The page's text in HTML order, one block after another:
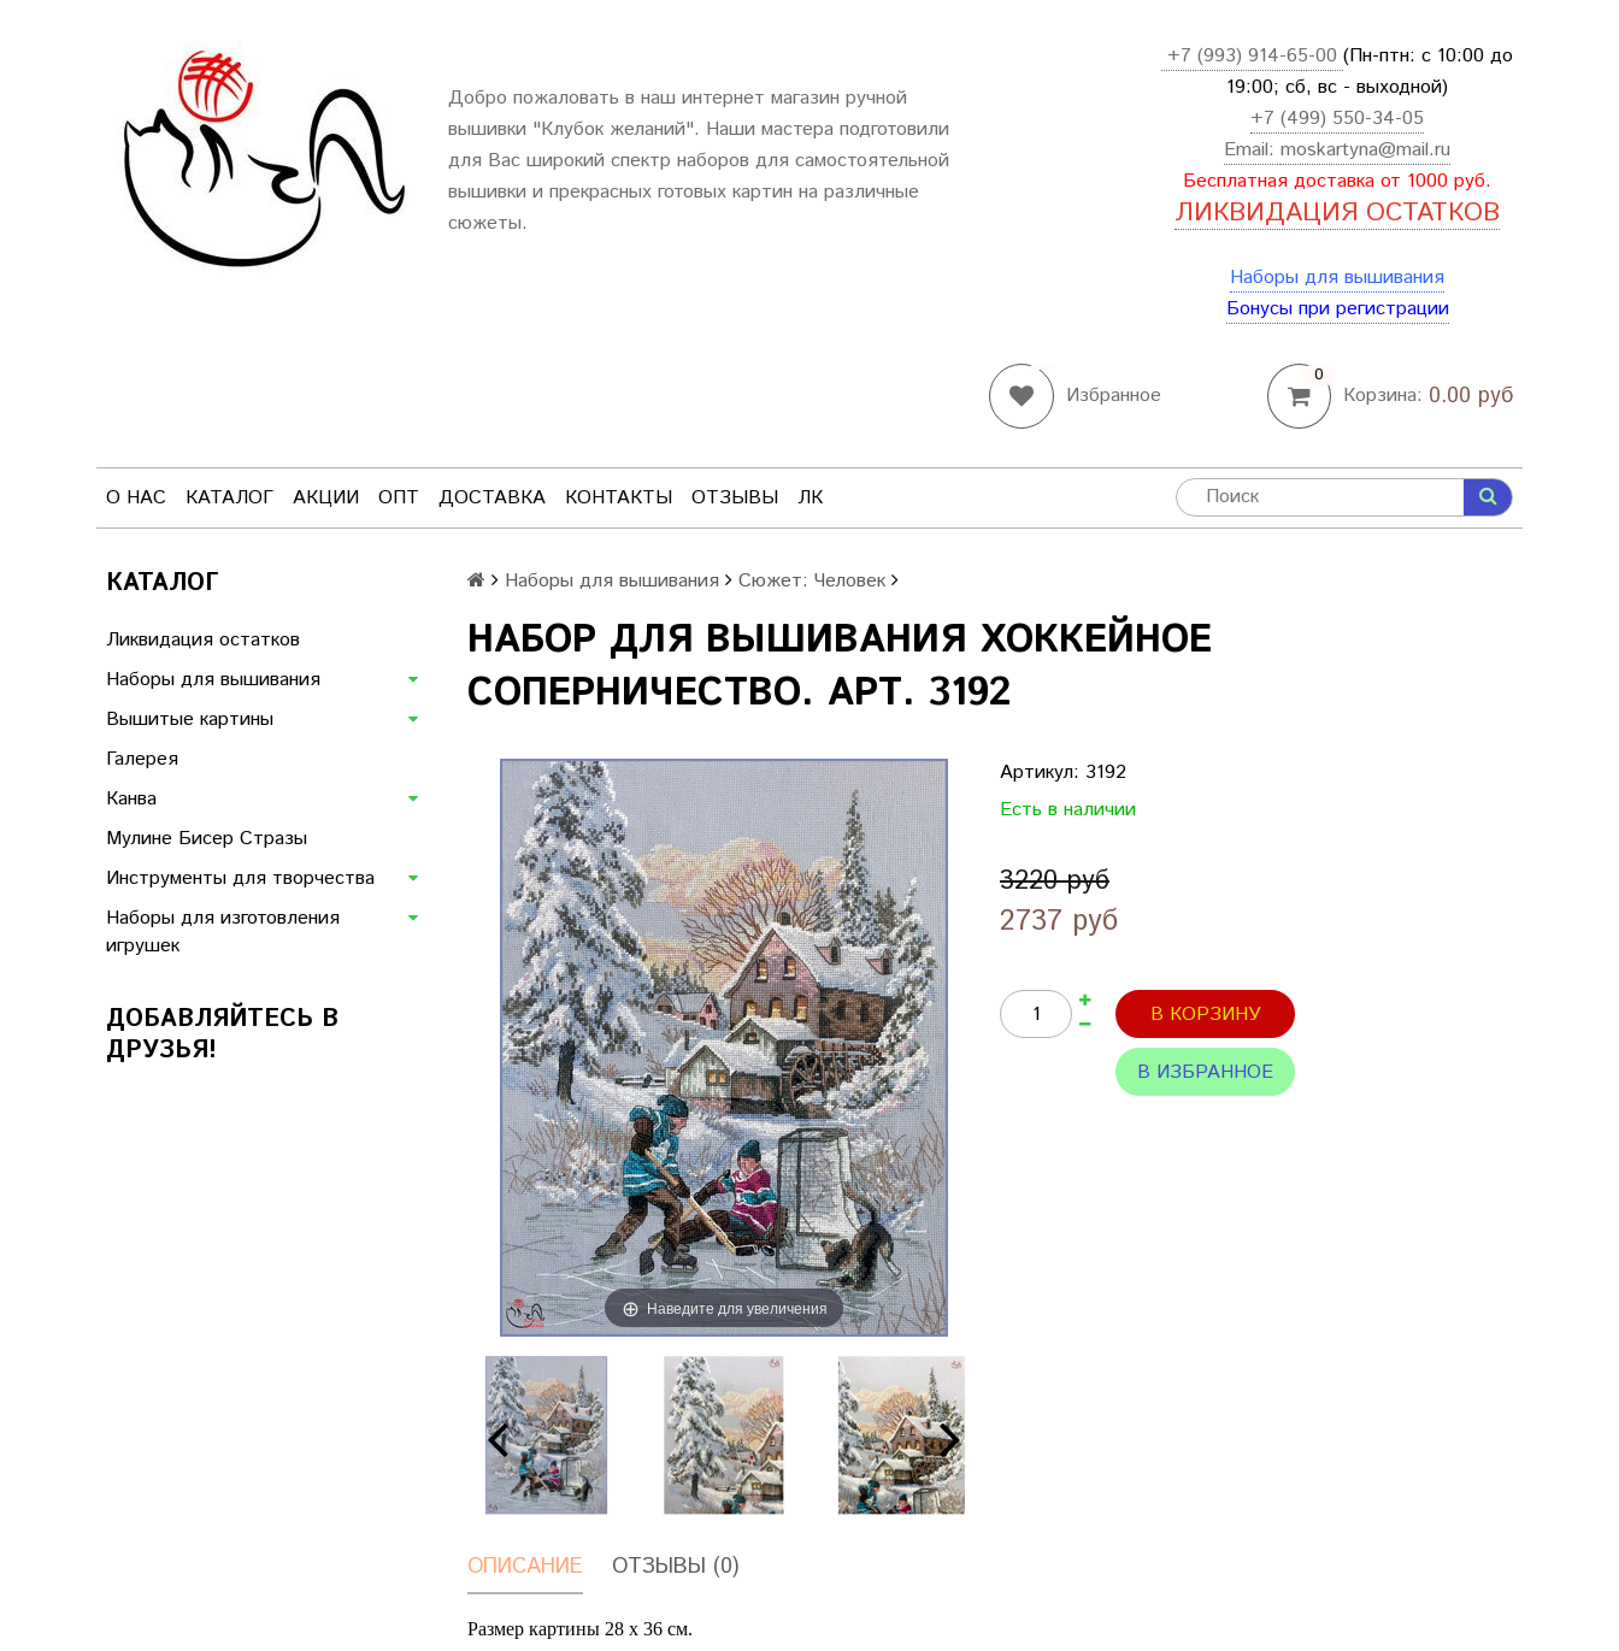
Добро пожаловать в наш интернет магазин ручной
вышивки "Клубок желаний". Наши мастера подготовили
для Вас широкий спектр наборов для самостоятельной
вышивки и прекрасных готовых картин на различные
сюжеты.
+7 (993) 914-65-00 (Пн-птн: с 10:00 до
19:00; сб, вс - выходной)
+7 (499) 550-34-05
Email: moskartyna@mail.ru
Бесплатная доставка от 1000 руб.
ЛИКВИДАЦИЯ ОСТАТКОВ
Наборы для вышивания
Бонусы при регистрации
Избранное
0
Корзина: 0.00 руб
О НАС КАТАЛОГ АКЦИИ ОПТ ДОСТАВКА КОНТАКТЫ ОТЗЫВЫ ЛК
КАТАЛОГ
Ликвидация остатков
Наборы для вышивания
Вышитые картины
Галерея
Канва
Мулине Бисер Стразы
Инструменты для творчества
Наборы для изготовления
игрушек
ДОБАВЛЯЙТЕСЬ В
ДРУЗЬЯ!
Наборы для вышивания Сюжет: Человек
НАБОР ДЛЯ ВЫШИВАНИЯ ХОККЕЙНОЕ
СОПЕРНИЧЕСТВО. АРТ. 3192
Наведите для увеличения
Артикул: 3192
Есть в наличии
3220 руб
2737 руб
В КОРЗИНУ
В ИЗБРАННОЕ
ОПИСАНИЕ ОТЗЫВЫ (0)
Размер картины 28 х 36 см.